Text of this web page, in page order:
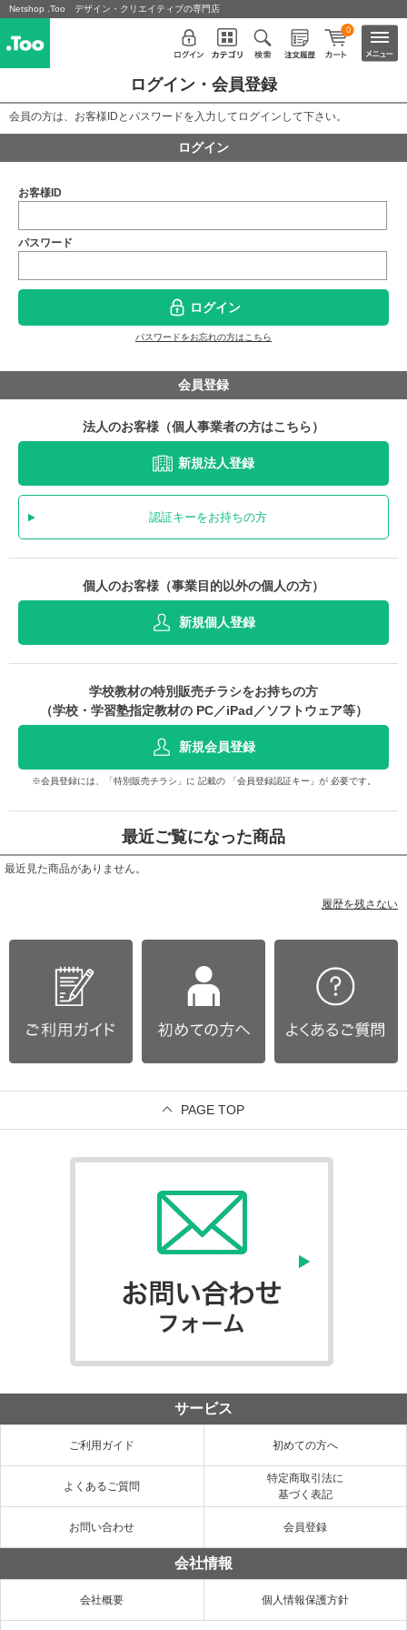
Netshop .Too デザイン・クリエイティブの専門店
0
ログイン・会員登録
会員の方は、お客様IDとパスワードを入力してログインして下さい。
ログイン
お客様ID
パスワード
ログイン
パスワードをお忘れの方はこちら
会員登録
法人のお客様（個人事業者の方はこちら）
新規法人登録
認証キーをお持ちの方
個人のお客様（事業目的以外の個人の方）
新規個人登録
学校教材の特別販売チラシをお持ちの方
（学校・学習塾指定教材の PC／iPad／ソフトウェア等）
新規会員登録
※会員登録には、「特別販売チラシ」に 記載の 「会員登録認証キー」が 必要です。
最近ご覧になった商品
最近見た商品がありません。
履歴を残さない
PAGE TOP
サービス
ご利用ガイド 初めての方へ
よくあるご質問
特定商取引法に
基づく表記
お問い合わせ 会員登録
会社情報
会社概要 個人情報保護方針